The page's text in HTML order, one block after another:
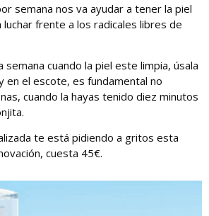
semana nos va ayudar a tener la piel
luchar frente a los radicales libres de
semana cuando la piel este limpia, úsala
en el escote, es fundamental no
cuando la hayas tenido diez minutos
te está pidiendo a gritos esta
cuesta 45€.